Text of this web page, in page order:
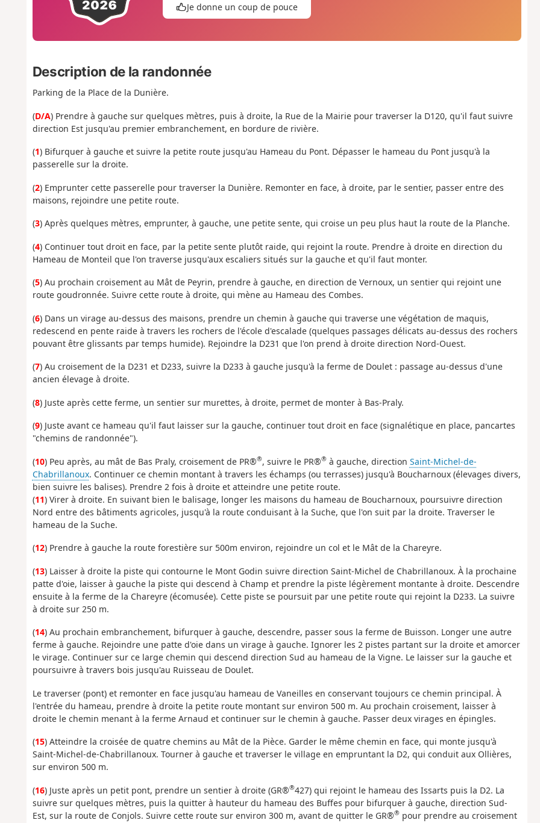
Je donne un coup de pouce
Description de la randonnée
Parking de la Place de la Dunière.
(D/A) Prendre à gauche sur quelques mètres, puis à droite, la Rue de la Mairie pour traverser la D120, qu'il faut suivre
direction Est jusqu'au premier embranchement, en bordure de rivière.
(1) Bifurquer à gauche et suivre la petite route jusqu'au Hameau du Pont. Dépasser le hameau du Pont jusqu'à la
passerelle sur la droite.
(2) Emprunter cette passerelle pour traverser la Dunière. Remonter en face, à droite, par le sentier, passer entre des
maisons, rejoindre une petite route.
(3) Après quelques mètres, emprunter, à gauche, une petite sente, qui croise un peu plus haut la route de la Planche.
(4) Continuer tout droit en face, par la petite sente plutôt raide, qui rejoint la route. Prendre à droite en direction du
Hameau de Monteil que l'on traverse jusqu'aux escaliers situés sur la gauche et qu'il faut monter.
(5) Au prochain croisement au Mât de Peyrin, prendre à gauche, en direction de Vernoux, un sentier qui rejoint une
route goudronnée. Suivre cette route à droite, qui mène au Hameau des Combes.
(6) Dans un virage au-dessus des maisons, prendre un chemin à gauche qui traverse une végétation de maquis,
redescend en pente raide à travers les rochers de l'école d'escalade (quelques passages délicats au-dessus des rochers
pouvant être glissants par temps humide). Rejoindre la D231 que l'on prend à droite direction Nord-Ouest.
(7) Au croisement de la D231 et D233, suivre la D233 à gauche jusqu'à la ferme de Doulet : passage au-dessus d'une
ancien élevage à droite.
(8) Juste après cette ferme, un sentier sur murettes, à droite, permet de monter à Bas-Praly.
(9) Juste avant ce hameau qu'il faut laisser sur la gauche, continuer tout droit en face (signalétique en place, pancartes
"chemins de randonnée").
(10) Peu après, au mât de Bas Praly, croisement de PR®®, suivre le PR®®à gauche, direction Saint-Michel-de-
Chabrillanoux. Continuer ce chemin montant à travers les échamps (ou terrasses) jusqu'à Boucharnoux (élevages divers,
bien suivre les balises). Prendre 2 fois à droite et atteindre une petite route.
(11) Virer à droite. En suivant bien le balisage, longer les maisons du hameau de Boucharnoux, poursuivre direction
Nord entre des bâtiments agricoles, jusqu'à la route conduisant à la Suche, que l'on suit par la droite. Traverser le
hameau de la Suche.
(12) Prendre à gauche la route forestière sur 500m environ, rejoindre un col et le Mât de la Chareyre.
(13) Laisser à droite la piste qui contourne le Mont Godin suivre direction Saint-Michel de Chabrillanoux. À la prochaine
patte d'oie, laisser à gauche la piste qui descend à Champ et prendre la piste légèrement montante à droite. Descendre
ensuite à la ferme de la Chareyre (écomusée). Cette piste se poursuit par une petite route qui rejoint la D233. La suivre
à droite sur 250 m.
(14) Au prochain embranchement, bifurquer à gauche, descendre, passer sous la ferme de Buisson. Longer une autre
ferme à gauche. Rejoindre une patte d'oie dans un virage à gauche. Ignorer les 2 pistes partant sur la droite et amorcer
le virage. Continuer sur ce large chemin qui descend direction Sud au hameau de la Vigne. Le laisser sur la gauche et
poursuivre à travers bois jusqu'au Ruisseau de Doulet.
Le traverser (pont) et remonter en face jusqu'au hameau de Vaneilles en conservant toujours ce chemin principal. À
l'entrée du hameau, prendre à droite la petite route montant sur environ 500 m. Au prochain croisement, laisser à
droite le chemin menant à la ferme Arnaud et continuer sur le chemin à gauche. Passer deux virages en épingles.
(15) Atteindre la croisée de quatre chemins au Mât de la Pièce. Garder le même chemin en face, qui monte jusqu'à
Saint-Michel-de-Chabrillanoux. Tourner à gauche et traverser le village en empruntant la D2, qui conduit aux Ollières,
sur environ 500 m.
(16) Juste après un petit pont, prendre un sentier à droite (GR®®427) qui rejoint le hameau des Issarts puis la D2. La
suivre sur quelques mètres, puis la quitter à hauteur du hameau des Buffes pour bifurquer à gauche, direction Sud-
Est, sur la route de Conjols. Suivre cette route sur environ 300 m, avant de quitter le GR®®pour prendre au croisement